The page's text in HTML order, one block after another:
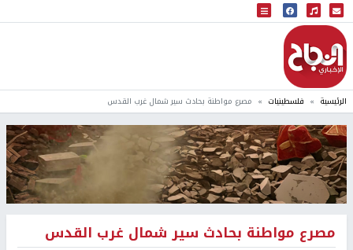
البث المباشر
إذاعة النجاح
الرئيسية فلسطينيات مصرع مواطنة بحادث سير شمال غرب القدس
مصرع مواطنة بحادث سير شمال غرب القدس